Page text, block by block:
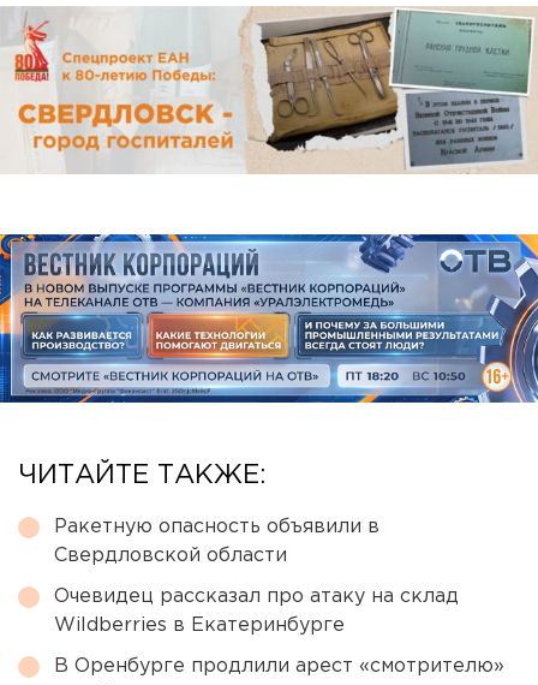
ЧИТАЙТЕ ТАКЖЕ:
Ракетную опасность объявили в
Свердловской области
Очевидец рассказал про атаку на склад
Wildberries в Екатеринбурге
В Оренбурге продлили арест «смотрителю»